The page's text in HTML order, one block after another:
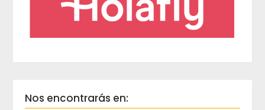
Nos encontrarás en: